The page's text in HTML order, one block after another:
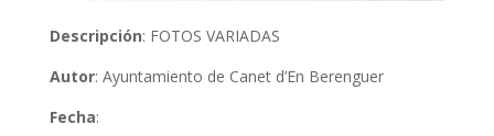
Descripción: FOTOS VARIADAS
Autor: Ayuntamiento de Canet d’En Berenguer
Fecha: